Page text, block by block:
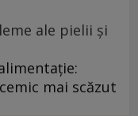
ale pielii și
mai scăzut